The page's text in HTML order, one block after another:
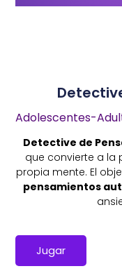
Adolescentes-
Detective de
que convierte a la
propia mente. El
pensamientos
Jugar